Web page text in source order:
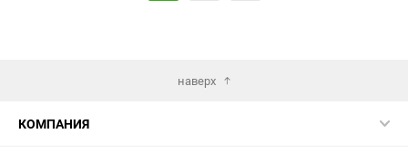
наверх
КОМПАНИЯ